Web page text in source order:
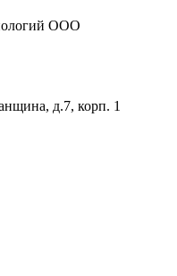
ООО
д.7, корп. 1